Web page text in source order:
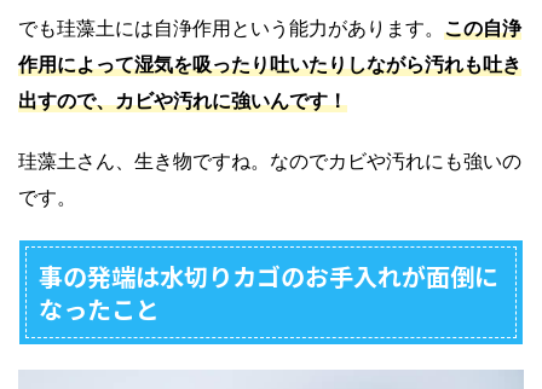
でも珪藻土には自浄作用という能力があります。 この自浄
作用によって湿気を吸ったり吐いたりしながら汚れも吐き
出すので、カビや汚れに強いんです！
珪藻土さん、生き物ですね。なのでカビや汚れにも強いの
です。
事の発端は水切りカゴのお手入れが面倒に
なったこと